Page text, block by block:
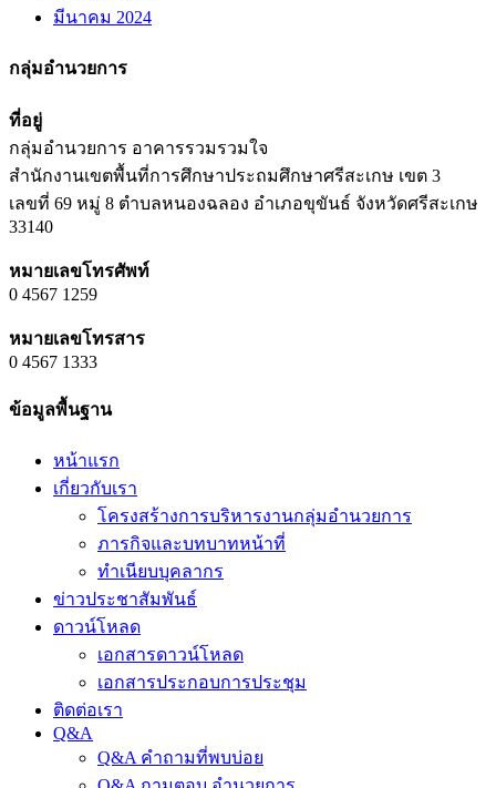
มีนาคม 2024
กลุ่มอำนวยการ
ที่อยู่
กลุ่มอำนวยการ อาคารรวมรวมใจ
สำนักงานเขตพื้นที่การศึกษาประถมศึกษาศรีสะเกษ เขต 3
เลขที่ 69 หมู่ 8 ตำบลหนองฉลอง อำเภอขุขันธ์ จังหวัดศรีสะเกษ
33140
หมายเลขโทรศัพท์
0 4567 1259
หมายเลขโทรสาร
0 4567 1333
ข้อมูลพื้นฐาน
หน้าแรก
เกี่ยวกับเรา
โครงสร้างการบริหารงานกลุ่มอำนวยการ
ภารกิจและบทบาทหน้าที่
ทำเนียบบุคลากร
ข่าวประชาสัมพันธ์
ดาวน์โหลด
เอกสารดาวน์โหลด
เอกสารประกอบการประชุม
ติดต่อเรา
Q&A
Q&A คำถามที่พบบ่อย